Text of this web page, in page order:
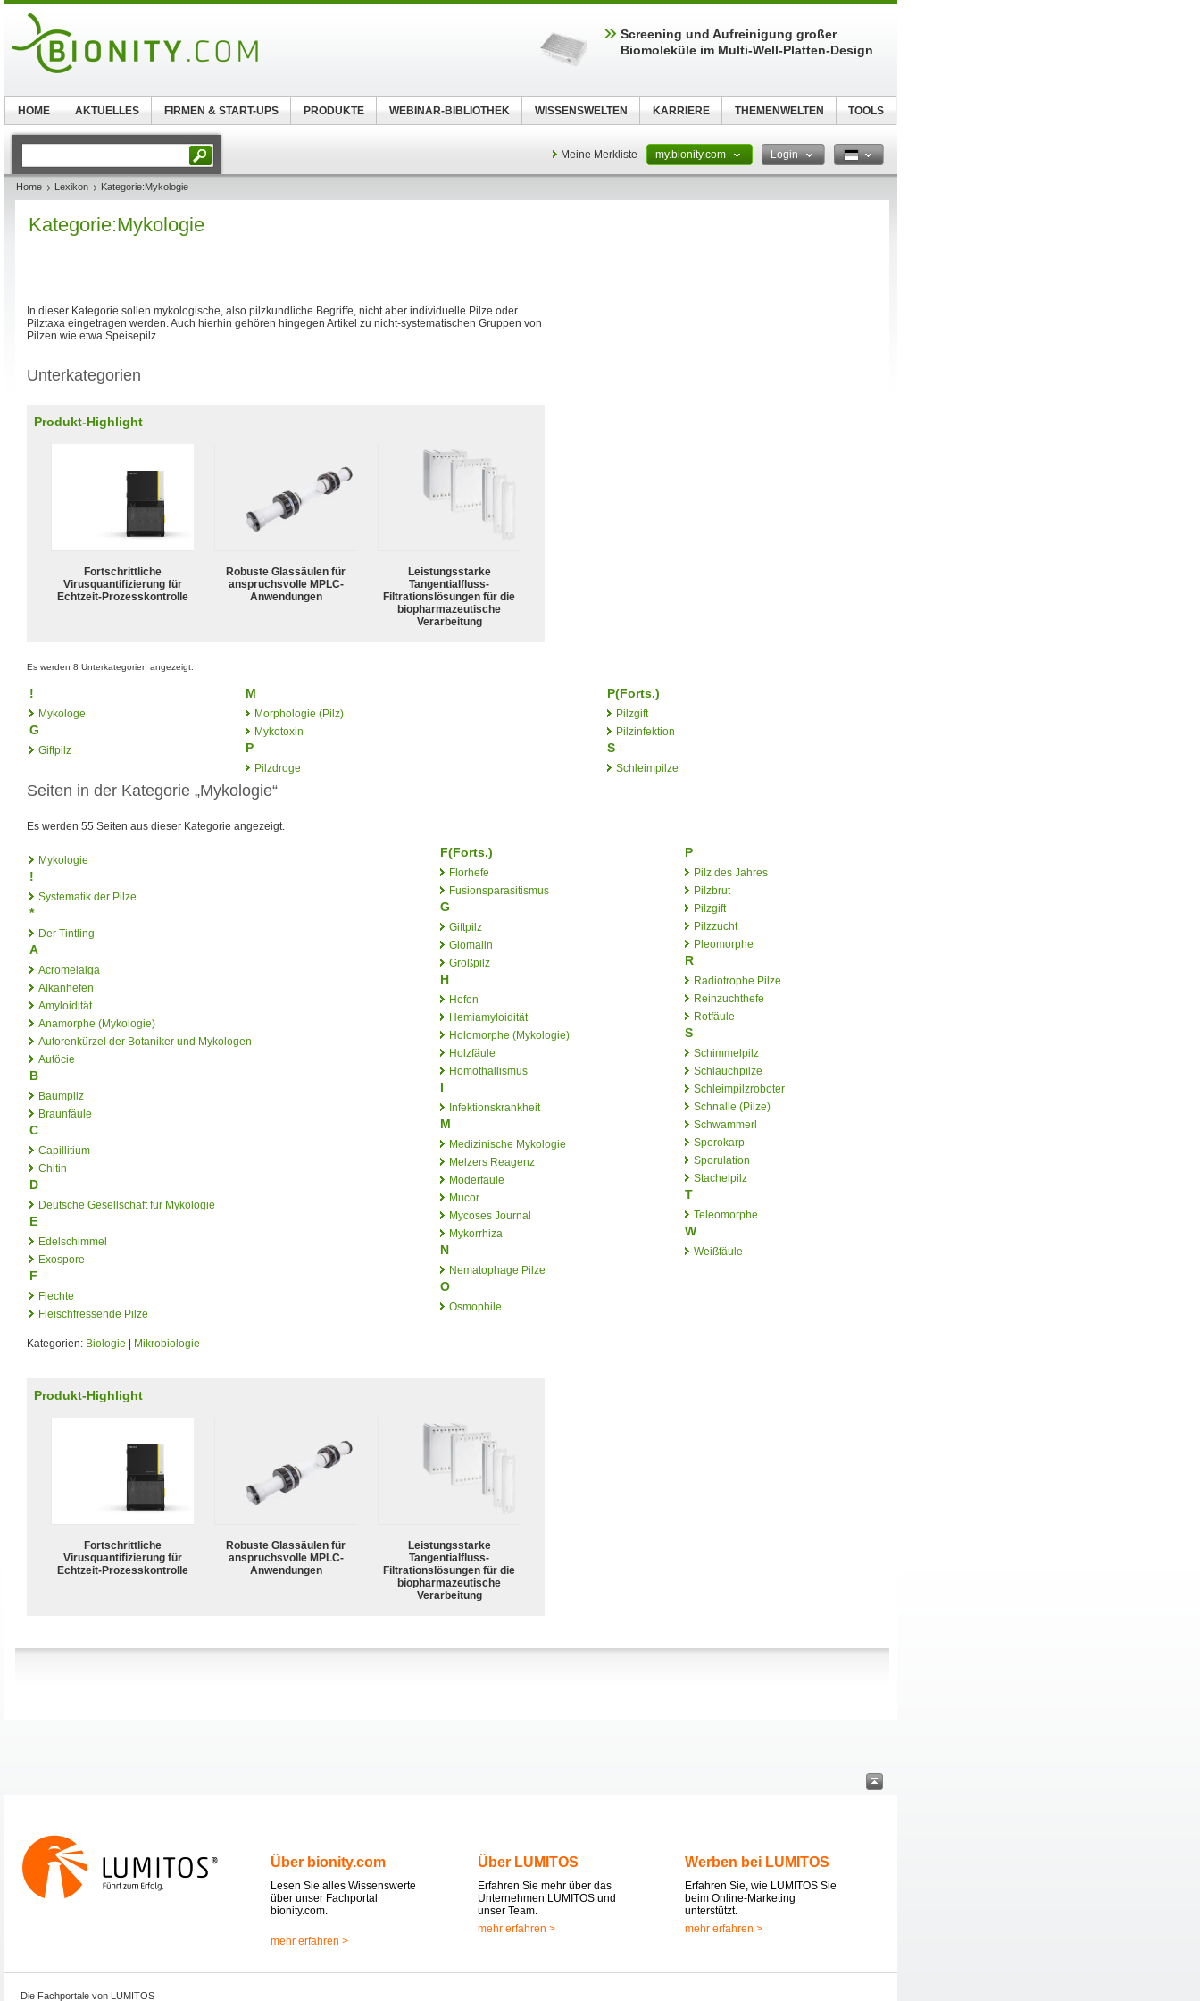
Meine Merkliste my.bionity.com Login
Home Lexikon Kategorie:Mykologie
Kategorie:Mykologie
In dieser Kategorie sollen mykologische, also pilzkundliche Begriffe, nicht aber individuelle Pilze oder
Pilztaxa eingetragen werden. Auch hierhin gehören hingegen Artikel zu nicht-systematischen Gruppen von
Pilzen wie etwa Speisepilz.
Unterkategorien
Produkt-Highlight
Fortschrittliche
Virusquantifizierung für
Echtzeit-Prozesskontrolle
Robuste Glassäulen für
anspruchsvolle MPLC-
Anwendungen
Leistungsstarke
Tangentialfluss-
Filtrationslösungen für die
biopharmazeutische
Verarbeitung
Es werden 8 Unterkategorien angezeigt.
!
Mykologe
G
Giftpilz
M
Morphologie (Pilz)
Mykotoxin
P
Pilzdroge
P(Forts.)
Pilzgift
Pilzinfektion
S
Schleimpilze
Seiten in der Kategorie „Mykologie“
Es werden 55 Seiten aus dieser Kategorie angezeigt.
Mykologie
!
Systematik der Pilze
*
Der Tintling
A
Acromelalga
Alkanhefen
Amyloidität
Anamorphe (Mykologie)
Autorenkürzel der Botaniker und Mykologen
Autöcie
B
Baumpilz
Braunfäule
C
Capillitium
Chitin
D
Deutsche Gesellschaft für Mykologie
E
Edelschimmel
Exospore
F
Flechte
Fleischfressende Pilze
F(Forts.)
Florhefe
Fusionsparasitismus
G
Giftpilz
Glomalin
Großpilz
H
Hefen
Hemiamyloidität
Holomorphe (Mykologie)
Holzfäule
Homothallismus
I
Infektionskrankheit
M
Medizinische Mykologie
Melzers Reagenz
Moderfäule
Mucor
Mycoses Journal
Mykorrhiza
N
Nematophage Pilze
O
Osmophile
P
Pilz des Jahres
Pilzbrut
Pilzgift
Pilzzucht
Pleomorphe
R
Radiotrophe Pilze
Reinzuchthefe
Rotfäule
S
Schimmelpilz
Schlauchpilze
Schleimpilzroboter
Schnalle (Pilze)
Schwammerl
Sporokarp
Sporulation
Stachelpilz
T
Teleomorphe
W
Weißfäule
Kategorien: Biologie Mikrobiologie
Produkt-Highlight
Fortschrittliche
Virusquantifizierung für
Echtzeit-Prozesskontrolle
Robuste Glassäulen für
anspruchsvolle MPLC-
Anwendungen
Leistungsstarke
Tangentialfluss-
Filtrationslösungen für die
biopharmazeutische
Verarbeitung
Über bionity.com
Lesen Sie alles Wissenswerte
über unser Fachportal
bionity.com.
mehr erfahren >
Über LUMITOS
Erfahren Sie mehr über das
Unternehmen LUMITOS und
unser Team.
mehr erfahren >
Werben bei LUMITOS
Erfahren Sie, wie LUMITOS Sie
beim Online-Marketing
unterstützt.
mehr erfahren >
Die Fachportale von LUMITOS
Screening und Aufreinigung großer
Biomoleküle im Multi-Well-Platten-Design
HOME AKTUELLES FIRMEN & START-UPS PRODUKTE WEBINAR-BIBLIOTHEK WISSENSWELTEN KARRIERE THEMENWELTEN TOOLS